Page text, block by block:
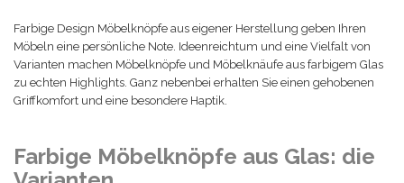
Farbige Design Möbelknöpfe aus eigener Herstellung geben Ihren
Möbeln eine persönliche Note. Ideenreichtum und eine Vielfalt von
Varianten machen Möbelknöpfe und Möbelknäufe aus farbigem Glas
zu echten Highlights. Ganz nebenbei erhalten Sie einen gehobenen
Griffkomfort und eine besondere Haptik.
Farbige Möbelknöpfe aus Glas: die